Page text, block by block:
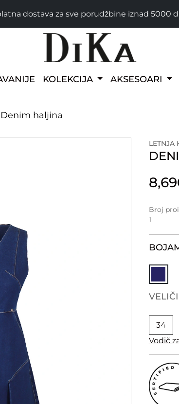
dostava za sve porudžbine iznad 5000
KOLEKCIJA AKSESOARI
Denim haljina
LETNJA
Broj
1
BOJA
34
Vodič